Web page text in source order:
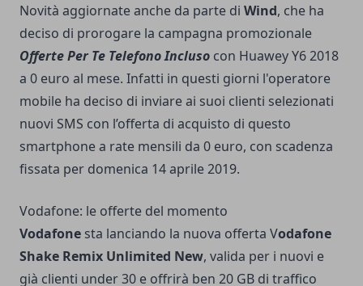
Novità aggiornate anche da parte di Wind, che ha
deciso di prorogare la campagna promozionale
Offerte Per Te Telefono Incluso con Huawey Y6 2018
a 0 euro al mese. Infatti in questi giorni l'operatore
mobile ha deciso di inviare ai suoi clienti selezionati
nuovi SMS con l’offerta di acquisto di questo
smartphone a rate mensili da 0 euro, con scadenza
fissata per domenica 14 aprile 2019.
Vodafone: le offerte del momento
Vodafone sta lanciando la nuova offerta Vodafone
Shake Remix Unlimited New, valida per i nuovi e
già clienti under 30 e offrirà ben 20 GB di traffico